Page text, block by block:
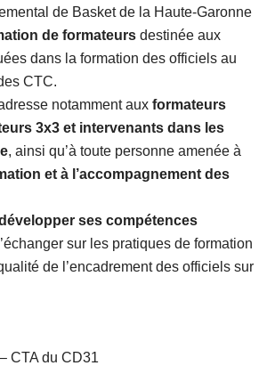
de Basket de la Haute-Garonne
de formateurs destinée aux
dans la formation des officiels au
CTC.
notamment aux formateurs
3x3 et intervenants dans les
, ainsi qu’à toute personne amenée à
et à l’accompagnement des
ses compétences
sur les pratiques de formation
de l’encadrement des officiels sur
CTA du CD31